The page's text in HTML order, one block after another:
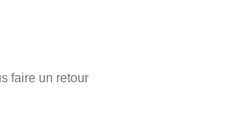
faire un retour